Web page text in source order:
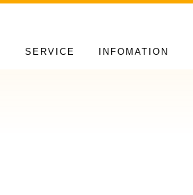
SERVICE INFOMATION